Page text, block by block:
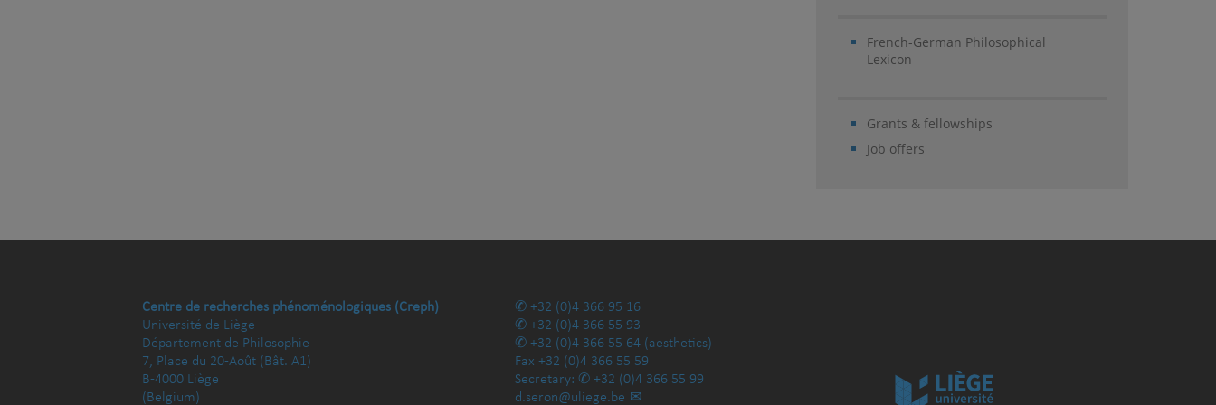
French-German Philosophical
Lexicon
Grants & fellowships
Job offers
Centre de recherches phénoménologiques (Creph)
Université de Liège
Département de Philosophie
7, Place du 20-Août (Bât. A1)
B-4000 Liège
(Belgium)
+32 (0)4 366 95 16
+32 (0)4 366 55 93
+32 (0)4 366 55 64 (aesthetics)
Fax +32 (0)4 366 55 59
Secretary:
+32 (0)4 366 55 99
d.seron@uliege.be